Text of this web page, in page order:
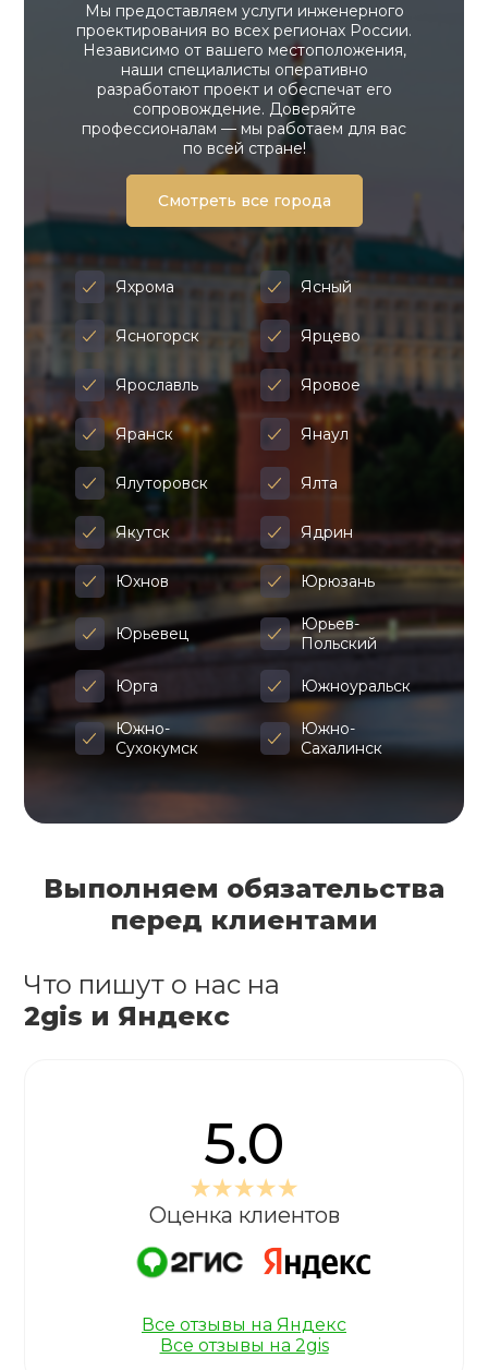
Мы предоставляем услуги инженерного
проектирования во всех регионах России.
Независимо от вашего местоположения,
наши специалисты оперативно
разработают проект и обеспечат его
сопровождение. Доверяйте
профессионалам — мы работаем для вас
по всей стране!
Смотреть все города
Яхрома Ясный
Ясногорск Ярцево
Ярославль Яровое
Яранск Янаул
Ялуторовск Ялта
Якутск Ядрин
Юхнов Юрюзань
Юрьевец
Юрьев-
Польский
Юрга Южноуральск
Южно-
Сухокумск
Южно-
Сахалинск
Выполняем обязательства
перед клиентами
Что пишут о нас на
2gis и Яндекс
5.0
Оценка клиентов
Все отзывы на Яндекс
Все отзывы на 2gis